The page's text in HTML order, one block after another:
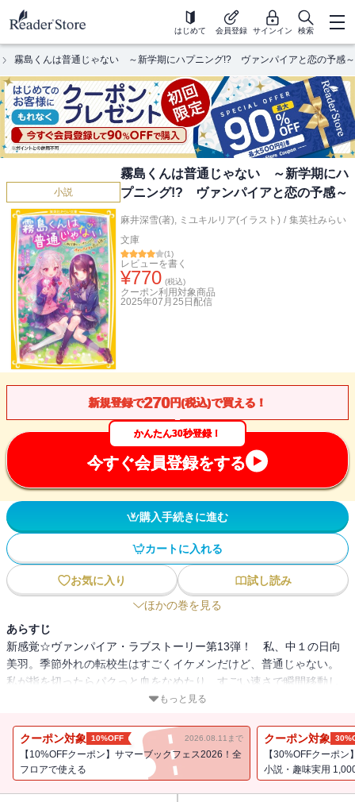
はじめて 会員登録 サインイン 検索
霧島くんは普通じゃない ～新学期にハプニング!? ヴァンパイアと恋の予感～
小説
霧島くんは普通じゃない ～新学期にハ
プニング!? ヴァンパイアと恋の予感～
麻井深雪(著), ミユキルリア(イラスト) / 集英社みらい
文庫
(1)
レビューを書く
¥770 (税込)
クーポン利用対象商品
2025年07月25日 配信
新規登録で270円(税込)で買える！
かんたん30秒登録！
今すぐ会員登録をする
購入手続きに進む
カートに入れる
お気に入り
試し読み
ほかの巻を見る
あらすじ
新感覚☆ヴァンパイア・ラブストーリー第13弾！ 私、中１の日向
美羽。季節外れの転校生はすごくイケメンだけど、普通じゃない。
私が指を切ったらパクっと血をなめたり、すごい速さで瞬間移動し
たり、まさかヴァンパイア？ ミステリアスなセイくんが気になる
いて・・・!? しかもヴァンパイア三兄弟はめちゃめちゃ仲が悪い。
私の恋、すごく大変そうなんだけどどうなるの!? 第13弾は、ヴァ
ンパイア三兄弟、ユノちゃんと初めてのスキー合宿へ！ ユノちゃ
もっと見る
クーポン対象 10%OFF 2026.08.11まで
【10%OFFクーポン】サマーブックフェス2026！全
フロアで使える
クーポン対象
【30%OFFクーポ
小説・趣味実用